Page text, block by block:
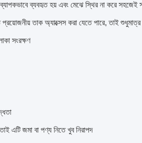
ব্যবহৃত হয় এবং মেঝে স্থির না করে সহজেই
প্রয়োজনীয় তাক অ্যাক্সেস করা যেতে পারে, তাই
সংরক্ষণ
এটি জমা বা পণ্য নিতে খুব নিরাপদ